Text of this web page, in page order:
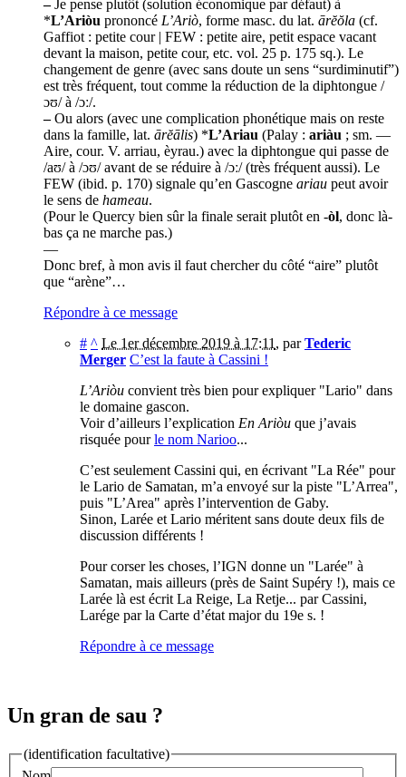
–Je pense plutôt (solution économique par défaut) à
*L’Ariòu prononcé L’Ariò, forme masc. du lat. ārĕŏla (cf.
Gaffiot : petite cour | FEW : petite aire, petit espace vacant
devant la maison, petite cour, etc. vol. 25 p. 175 sq.). Le
changement de genre (avec sans doute un sens “surdiminutif”)
est très fréquent, tout comme la réduction de la diphtongue /
ɔʊ/ à /ɔː/.
–Ou alors (avec une complication phonétique mais on reste
dans la famille, lat. ārĕālis) *L’Ariau (Palay : ariàu ; sm. —
Aire, cour. V. arriau, èyrau.) avec la diphtongue qui passe de
/aʊ/ à /ɔʊ/ avant de se réduire à /ɔː/ (très fréquent aussi). Le
FEW (ibid. p. 170) signale qu’en Gascogne ariau peut avoir
le sens de hameau.
(Pour le Quercy bien sûr la finale serait plutôt en -òl, donc là-
bas ça ne marche pas.)
—
Donc bref, à mon avis il faut chercher du côté “aire” plutôt
que “arène”…
Répondre à ce message
# ^ Le 1er décembre 2019 à 17:11 , parTederic
Merger C’est la faute à Cassini !
L’Ariòu convient très bien pour expliquer "Lario" dans
le domaine gascon.
Voir d’ailleurs l’explication En Ariòu que j’avais
risquée pourle nom Narioo...
C’est seulement Cassini qui, en écrivant "La Rée" pour
le Lario de Samatan, m’a envoyé sur la piste "L’Arrea",
puis "L’Area" après l’intervention de Gaby.
Sinon, Larée et Lario méritent sans doute deux fils de
discussion différents !
Pour corser les choses, l’IGN donne un "Larée" à
Samatan, mais ailleurs (près de Saint Supéry !), mais ce
Larée là est écrit La Reige, La Retje... par Cassini,
Larége par la Carte d’état major du 19e s. !
Répondre à ce message
Un gran de sau ?
(identification facultative)